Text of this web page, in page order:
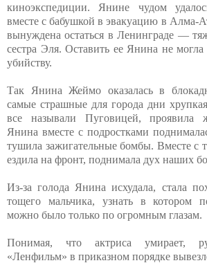
киноэкспедиции. Янине чудом
вместе с бабушкой в эвакуацию в Алма-
вынуждена остаться в Ленинграде —
сестра Эля. Оставить ее Янина не
убийству.
Так Янина Жеймо оказалась в
самые страшные для города дни
все называли Пуговицей, проявила
Янина вместе с подростками
тушила зажигательные бомбы. Вместе с
ездила на фронт, поднимала дух наших
Из-за голода Янина исхудала, стала
тощего мальчика, узнать в котором
можно было только по огромным глазам.
Понимая, что актриса умирает,
«Ленфильм» в приказном порядке